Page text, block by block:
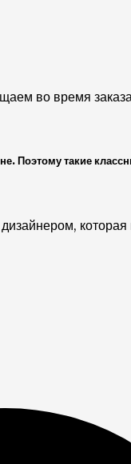
во время
Поэтому такие